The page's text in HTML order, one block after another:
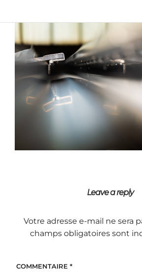
Leave a reply
Votre adresse e-mail ne sera
champs obligatoires sont
COMMENTAIRE *